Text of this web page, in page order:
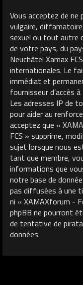
Vous acceptez de ne
vulgaire,
sexuel ou tout autre
de votre pays, du
Neuchâtel Xamax
internationales. Le
immédiat et
fournisseur d’accès
Les adresses IP de
pour aider au
acceptez que «
FCS » supprime,
sujet lorsque nous
tant que membre,
informations que
notre base de
pas diffusées à une
ni « XAMAXforum -
phpBB ne pourront
de tentative de
données.